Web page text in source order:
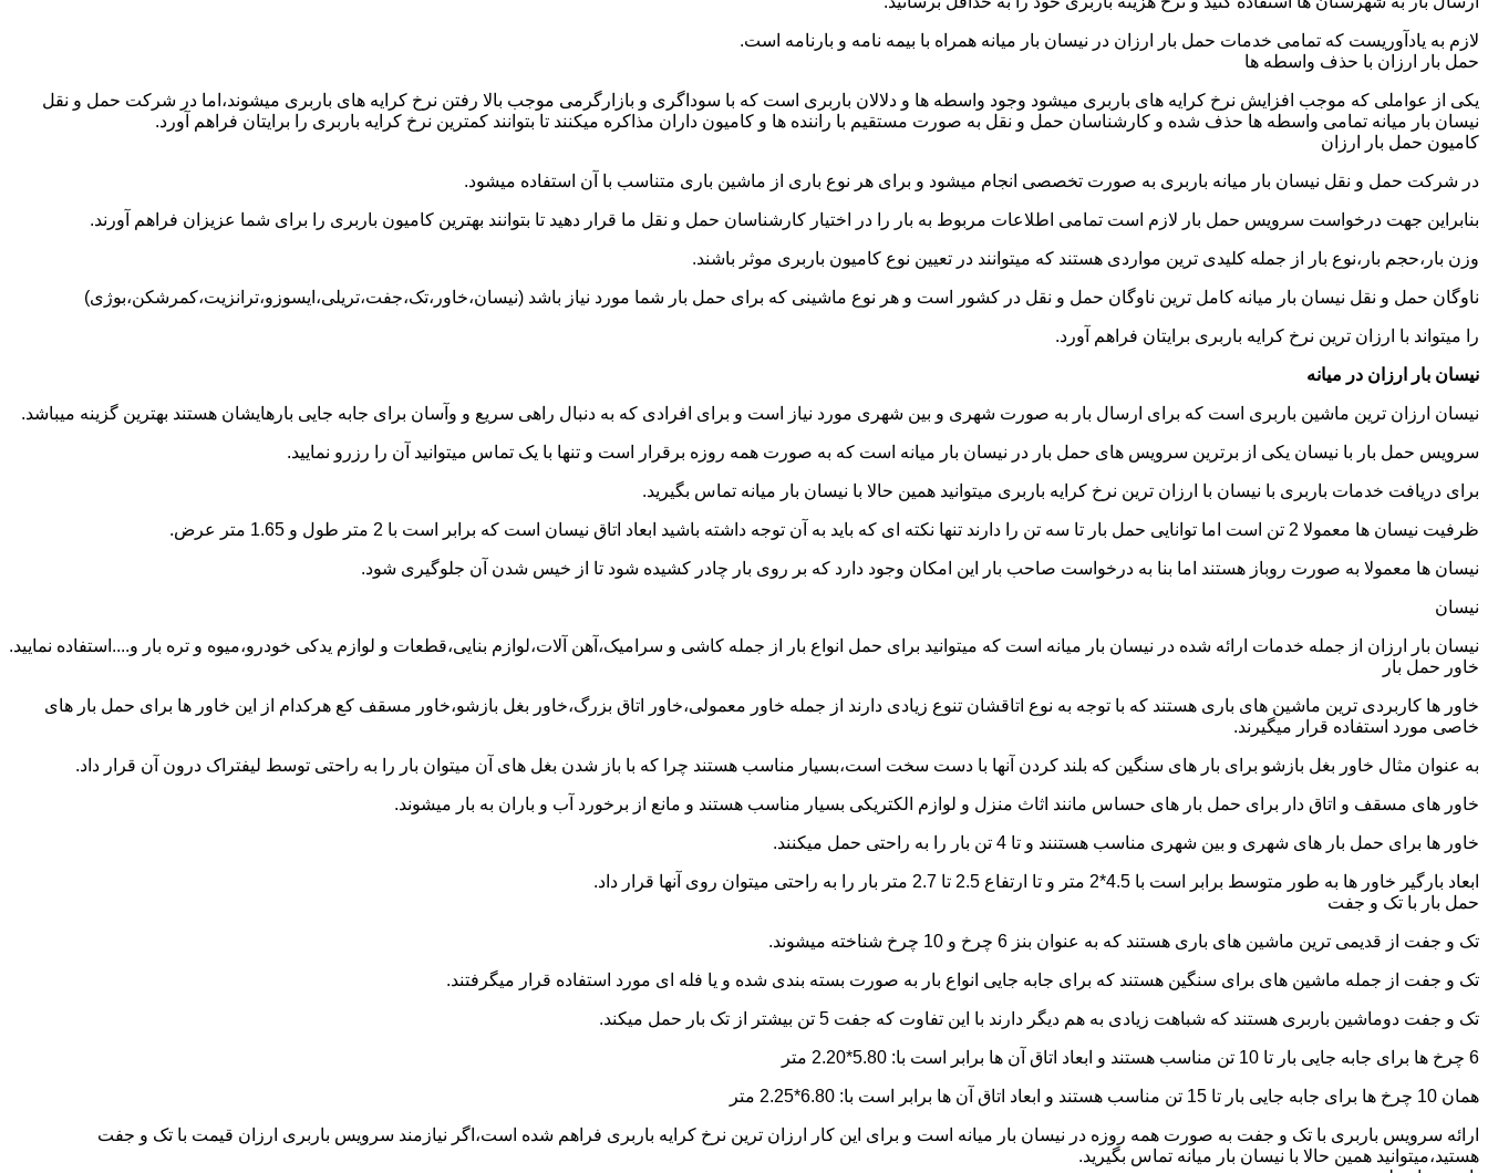
لازم به یادآوریست که تمامی خدمات حمل بار ارزان در نیسان بار میانه همراه با بیمه نامه و بارنامه است.
حمل بار ارزان با حذف واسطه ها
یکی از عواملی که موجب افزایش نرخ کرایه های باربری میشود وجود واسطه ها و دلالان باربری است که با سوداگری و بازارگرمی موجب بالا رفتن نرخ کرایه های باربری میشوند،اما در شرکت حمل و نقل
نیسان بار میانه تمامی واسطه ها حذف شده و کارشناسان حمل و نقل به صورت مستقیم با راننده ها و کامیون داران مذاکره میکنند تا بتوانند کمترین نرخ کرایه باربری را برایتان فراهم آورد.
کامیون حمل بار ارزان
در شرکت حمل و نقل نیسان بار میانه باربری به صورت تخصصی انجام میشود و برای هر نوع باری از ماشین باری متناسب با آن استفاده میشود.
بنابراین جهت درخواست سرویس حمل بار لازم است تمامی اطلاعات مربوط به بار را در اختیار کارشناسان حمل و نقل ما قرار دهید تا بتوانند بهترین کامیون باربری را برای شما عزیزان فراهم آورند.
وزن بار،حجم بار،نوع بار از جمله کلیدی ترین مواردی هستند که میتوانند در تعیین نوع کامیون باربری موثر باشند.
ناوگان حمل و نقل نیسان بار میانه کامل ترین ناوگان حمل و نقل در کشور است و هر نوع ماشینی که برای حمل بار شما مورد نیاز باشد (نیسان،خاور،تک،جفت،تریلی،ایسوزو،ترانزیت،کمرشکن،بوژی)
را میتواند با ارزان ترین نرخ کرایه باربری برایتان فراهم آورد.
نیسان بار ارزان در میانه
نیسان ارزان ترین ماشین باربری است که برای ارسال بار به صورت شهری و بین شهری مورد نیاز است و برای افرادی که به دنبال راهی سریع و وآسان برای جابه جایی بارهایشان هستند بهترین گزینه میباشد.
سرویس حمل بار با نیسان یکی از برترین سرویس های حمل بار در نیسان بار میانه است که به صورت همه روزه برقرار است و تنها با یک تماس میتوانید آن را رزرو نمایید.
برای دریافت خدمات باربری با نیسان با ارزان ترین نرخ کرایه باربری میتوانید همین حالا با نیسان بار میانه تماس بگیرید.
ظرفیت نیسان ها معمولا 2 تن است اما توانایی حمل بار تا سه تن را دارند تنها نکته ای که باید به آن توجه داشته باشید ابعاد اتاق نیسان است که برابر است با 2 متر طول و 1.65 متر عرض.
نیسان ها معمولا به صورت روباز هستند اما بنا به درخواست صاحب بار این امکان وجود دارد که بر روی بار چادر کشیده شود تا از خیس شدن آن جلوگیری شود.
نیسان
نیسان بار ارزان از جمله خدمات ارائه شده در نیسان بار میانه است که میتوانید برای حمل انواع بار از جمله کاشی و سرامیک،آهن آلات،لوازم بنایی،قطعات و لوازم یدکی خودرو،میوه و تره بار و....استفاده نمایید.
خاور حمل بار
خاور ها کاربردی ترین ماشین های باری هستند که با توجه به نوع اتاقشان تنوع زیادی دارند از جمله خاور معمولی،خاور اتاق بزرگ،خاور بغل بازشو،خاور مسقف کع هرکدام از این خاور ها برای حمل بار های
خاصی مورد استفاده قرار میگیرند.
به عنوان مثال خاور بغل بازشو برای بار های سنگین که بلند کردن آنها با دست سخت است،بسیار مناسب هستند چرا که با باز شدن بغل های آن میتوان بار را به راحتی توسط لیفتراک درون آن قرار داد.
خاور های مسقف و اتاق دار برای حمل بار های حساس مانند اثاث منزل و لوازم الکتریکی بسیار مناسب هستند و مانع از برخورد آب و باران به بار میشوند.
خاور ها برای حمل بار های شهری و بین شهری مناسب هستنند و تا 4 تن بار را به راحتی حمل میکنند.
ابعاد بارگیر خاور ها به طور متوسط برابر است با 4.5*2 متر و تا ارتفاع 2.5 تا 2.7 متر بار را به راحتی میتوان روی آنها قرار داد.
حمل بار با تک و جفت
تک و جفت از قدیمی ترین ماشین های باری هستند که به عنوان بنز 6 چرخ و 10 چرخ شناخته میشوند.
تک و جفت از جمله ماشین های برای سنگین هستند که برای جابه جایی انواع بار به صورت بسته بندی شده و یا فله ای مورد استفاده قرار میگرفتند.
تک و جفت دوماشین باربری هستند که شباهت زیادی به هم دیگر دارند با این تفاوت که جفت 5 تن بیشتر از تک بار حمل میکند.
6 چرخ ها برای جابه جایی بار تا 10 تن مناسب هستند و ابعاد اتاق آن ها برابر است با: 5.80*2.20 متر
همان 10 چرخ ها برای جابه جایی بار تا 15 تن مناسب هستند و ابعاد اتاق آن ها برابر است با: 6.80*2.25 متر
ارائه سرویس باربری با تک و جفت به صورت همه روزه در نیسان بار میانه است و برای این کار ارزان ترین نرخ کرایه باربری فراهم شده است،اگر نیازمند سرویس باربری ارزان قیمت با تک و جفت
هستید،میتوانید همین حالا با نیسان بار میانه تماس بگیرید.